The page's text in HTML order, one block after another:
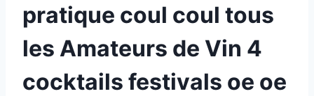
pratique coul coul tous
les Amateurs de Vin 4
cocktails festivals oe oe